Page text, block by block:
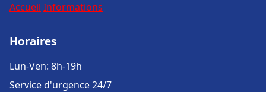
Accueil Informations
Horaires
Lun-Ven: 8h-19h
Service d'urgence 24/7